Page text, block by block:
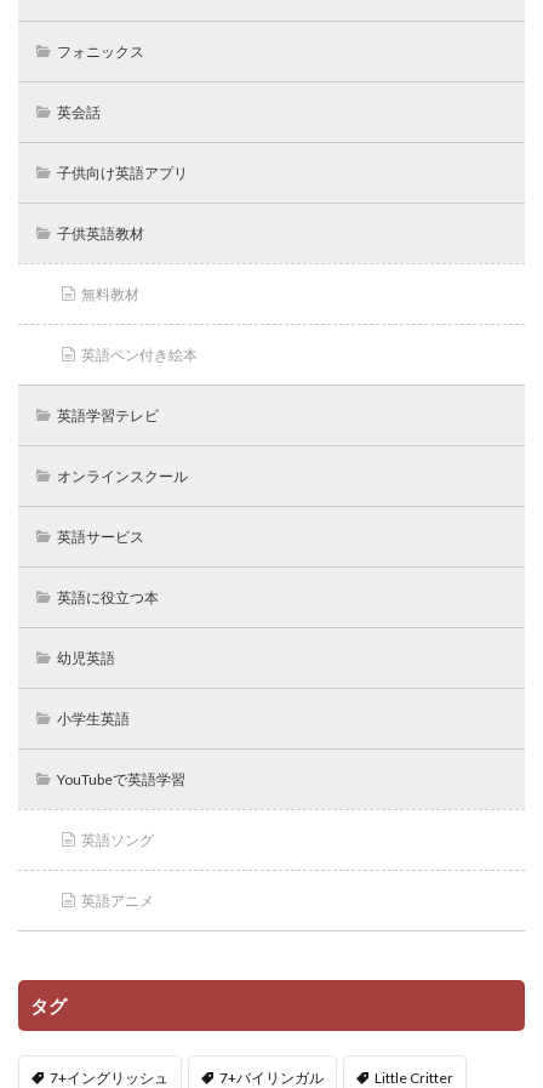
フォニックス
英会話
子供向け英語アプリ
子供英語教材
無料教材
英語ペン付き絵本
英語学習テレビ
オンラインスクール
英語サービス
英語に役立つ本
幼児英語
小学生英語
YouTubeで英語学習
英語ソング
英語アニメ
タグ
7+イングリッシュ 7+バイリンガル Little Critter